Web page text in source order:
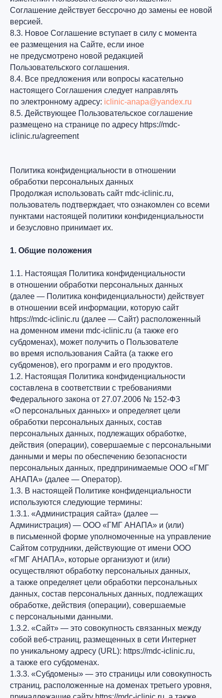
Соглашение действует бессрочно до замены ее новой
версией.
8.3. Новое Соглашение вступает в силу с момента
ее размещения на Сайте, если иное
не предусмотрено новой редакцией
Пользовательского соглашения.
8.4. Все предложения или вопросы касательно
настоящего Соглашения следует направлять
по электронному адресу: iclinic-anapa@yandex.ru
8.5. Действующее Пользовательское соглашение
размещено на странице по адресу https://mdc-
iclinic.ru/agreement
Политика конфиденциальности в отношении
обработки персональных данных
Продолжая использовать сайт mdc-iclinic.ru,
пользователь подтверждает, что ознакомлен со всеми
пунктами настоящей политики конфиденциальности
и безусловно принимает их.
1. Общие положения
1.1. Настоящая Политика конфиденциальности
в отношении обработки персональных данных
(далее — Политика конфиденциальности) действует
в отношении всей информации, которую сайт
https://mdc-iclinic.ru (далее — Сайт) расположенный
на доменном имени mdc-iclinic.ru (а также его
субдоменах), может получить о Пользователе
во время использования Сайта (а также его
субдоменов), его программ и его продуктов.
1.2. Настоящая Политика конфиденциальности
составлена в соответствии с требованиями
Федерального закона от 27.07.2006 № 152-ФЗ
«О персональных данных» и определяет цели
обработки персональных данных, состав
персональных данных, подлежащих обработке,
действия (операции), совершаемые с персональными
данными и меры по обеспечению безопасности
персональных данных, предпринимаемые ООО «ГМГ
АНАПА» (далее — Оператор).
1.3. В настоящей Политике конфиденциальности
используются следующие термины:
1.3.1. «Администрация сайта» (далее —
Администрация) — ООО «ГМГ АНАПА» и (или)
в письменной форме уполномоченные на управление
Сайтом сотрудники, действующие от имени ООО
«ГМГ АНАПА», которые организуют и (или)
осуществляют обработку персональных данных,
а также определяет цели обработки персональных
данных, состав персональных данных, подлежащих
обработке, действия (операции), совершаемые
с персональными данными.
1.3.2. «Сайт» — это совокупность связанных между
собой веб-страниц, размещенных в сети Интернет
по уникальному адресу (URL): https://mdc-iclinic.ru,
а также его субдоменах.
1.3.3. «Субдомены» — это страницы или совокупность
страниц, расположенные на доменах третьего уровня,